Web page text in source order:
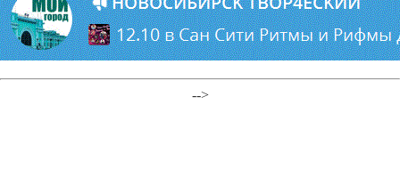
-->